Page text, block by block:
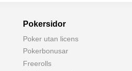
Pokersidor
Poker utan licens
Pokerbonusar
Freerolls